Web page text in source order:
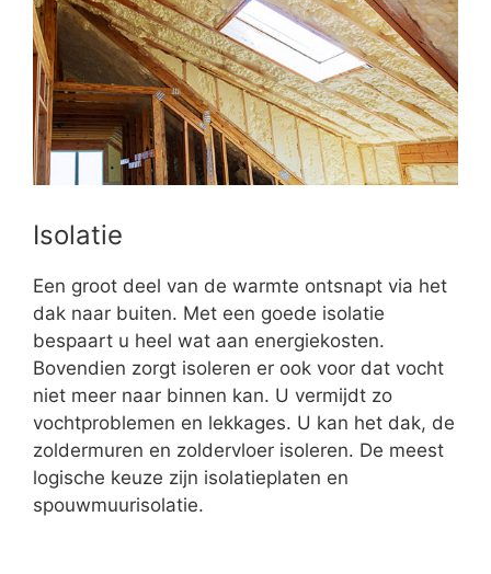
Isolatie
Een groot deel van de warmte ontsnapt via het
dak naar buiten. Met een goede isolatie
bespaart u heel wat aan energiekosten.
Bovendien zorgt isoleren er ook voor dat vocht
niet meer naar binnen kan. U vermijdt zo
vochtproblemen en lekkages. U kan het dak, de
zoldermuren en zoldervloer isoleren. De meest
logische keuze zijn isolatieplaten en
spouwmuurisolatie.